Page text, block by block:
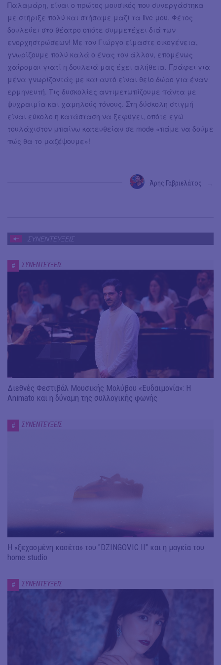
Παλαμάρη, είναι ο πρώτος μουσικός που συνεργάστηκα
με στήριξε πολύ και στήσαμε μαζί τα live μου. Φέτος
δουλεύει στο θέατρο οπότε συμμετέχει διά των
ενορχηστρώσεων! Με τον Γιώργο είμαστε οικογένεια,
γνωρίζουμε πολύ καλά ο ένας τον άλλον, επομένως
χαίρομαι γιατί η δουλειά μας έχει αλήθεια. Γράφει για
μένα γνωρίζοντάς με και αυτό είναι θείο δώρο για έναν
ερμηνευτή. Τις δυσκολίες αντιμετωπίζουμε πάντα με
ψυχραιμία και χαμηλούς τόνους. Στη δύσκολη στιγμή
είναι εύκολο η κατάσταση να ξεφύγει, οπότε εγώ
τουλάχιστον μπαίνω κατευθείαν σε mode «πάμε να δούμε
πώς θα το μαζέψουμε»!
Άρης Γαβριελάτος
ΣΥΝΕΝΤΕΥΞΕΙΣ
# ΣΥΝΕΝΤΕΥΞΕΙΣ
Διεθνές Φεστιβάλ Μουσικής Μολύβου «Ευδαιμονία»: Η
Animato και η δύναμη της συλλογικής φωνής
# ΣΥΝΕΝΤΕΥΞΕΙΣ
Η «ξεχασμένη κασέτα» του "DZINGOVIC II" και η μαγεία του
home studio
# ΣΥΝΕΝΤΕΥΞΕΙΣ